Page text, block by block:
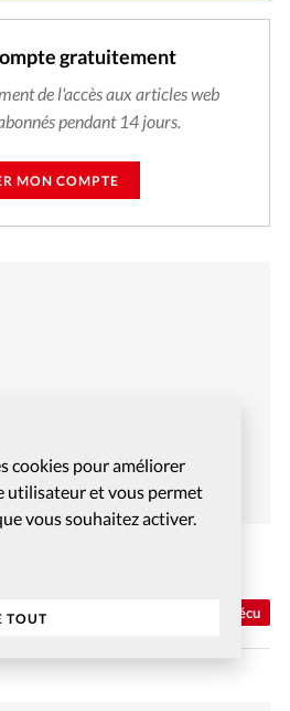
cookies pour améliorer
utilisateur et vous permet
vous souhaitez activer.
TOUT
gratuitement
de l'accès aux articles web
pendant 14 jours.
MON COMPTE
Vécu
son témoignage.